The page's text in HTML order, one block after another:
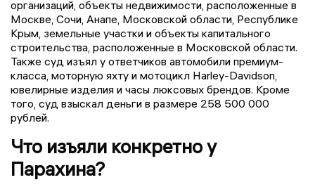
организаций, объекты недвижимости, расположенные в
Москве, Сочи, Анапе, Московской области, Республике
Крым, земельные участки и объекты капитального
строительства, расположенные в Московской области.
Также суд изъял у ответчиков автомобили премиум-
класса, моторную яхту и мотоцикл Harley-Davidson,
ювелирные изделия и часы люксовых брендов. Кроме
того, суд взыскал деньги в размере 258 500 000
рублей.
Что изъяли конкретно у
Парахина?